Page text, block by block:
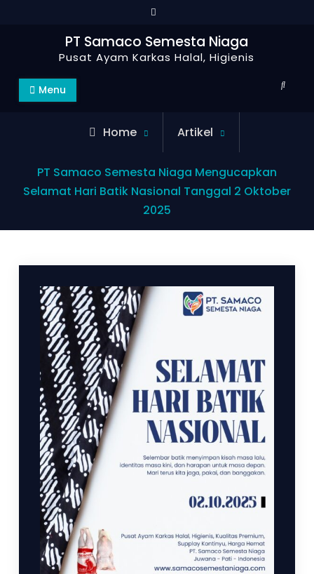
PT Samaco Semesta Niaga
Pusat Ayam Karkas Halal, Higienis
Menu
Home Artikel
PT Samaco Semesta Niaga Mengucapkan
Selamat Hari Batik Nasional Tanggal 2 Oktober
2025